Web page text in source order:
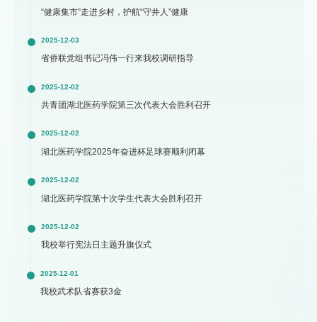
“健康集市”走进乡村，护航“守井人”健康
2025-12-03
省侨联党组书记冯伟一行来我校调研指导
2025-12-02
共青团湖北医药学院第三次代表大会胜利召开
2025-12-02
湖北医药学院2025年奋进杯足球赛顺利闭幕
2025-12-02
湖北医药学院第十次学生代表大会胜利召开
2025-12-02
我校举行宪法日主题升旗仪式
2025-12-01
我校武术队省赛获3金